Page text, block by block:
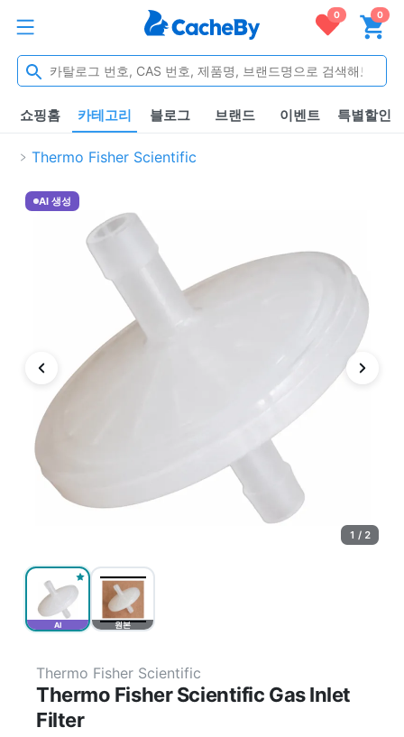
0 0
쇼핑홈 카테고리 블로그 브랜드 이벤트 특별할인
Thermo Fisher Scientific
AI 원본
AI 생성
1 / 2
Thermo Fisher Scientific
Thermo Fisher Scientific Gas Inlet
Filter